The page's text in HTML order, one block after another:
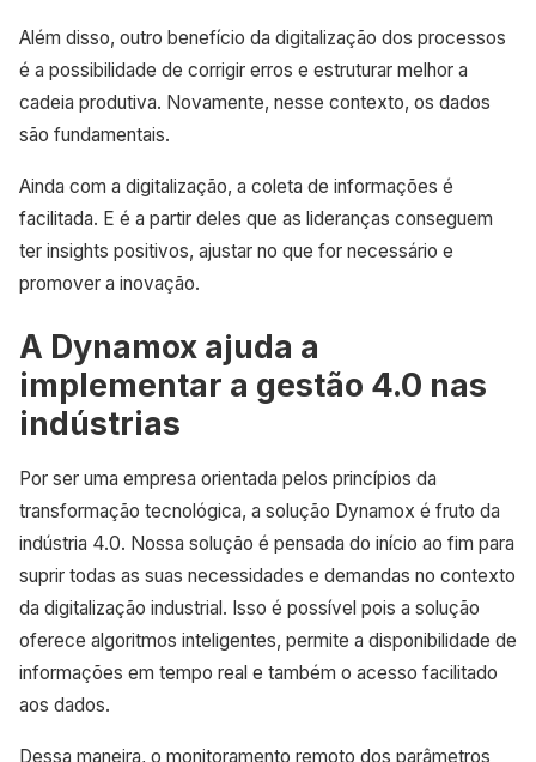
Além disso, outro benefício da digitalização dos processos
é a possibilidade de corrigir erros e estruturar melhor a
cadeia produtiva. Novamente, nesse contexto, os dados
são fundamentais.
Ainda com a digitalização, a coleta de informações é
facilitada. E é a partir deles que as lideranças conseguem
ter insights positivos, ajustar no que for necessário e
promover a inovação.
A Dynamox ajuda a
implementar a gestão 4.0 nas
indústrias
Por ser uma empresa orientada pelos princípios da
transformação tecnológica, a solução Dynamox é fruto da
indústria 4.0. Nossa solução é pensada do início ao fim para
suprir todas as suas necessidades e demandas no contexto
da digitalização industrial. Isso é possível pois a solução
oferece algoritmos inteligentes, permite a disponibilidade de
informações em tempo real e também o acesso facilitado
aos dados.
Dessa maneira, o monitoramento remoto dos parâmetros